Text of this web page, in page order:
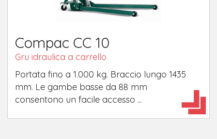
Compac CC 10
Gru idraulica a carrello
Portata fino a 1.000 kg. Braccio lungo 1435
mm. Le gambe basse da 88 mm
consentono un facile accesso ...